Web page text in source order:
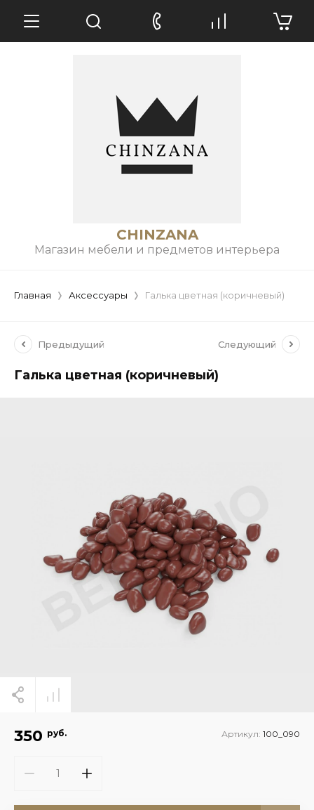
CHINZANA
Магазин мебели и предметов интерьера
Главная Аксессуары Галька цветная (коричневый)
Предыдущий Следующий
Галька цветная (коричневый)
350 руб. Артикул: 100_090